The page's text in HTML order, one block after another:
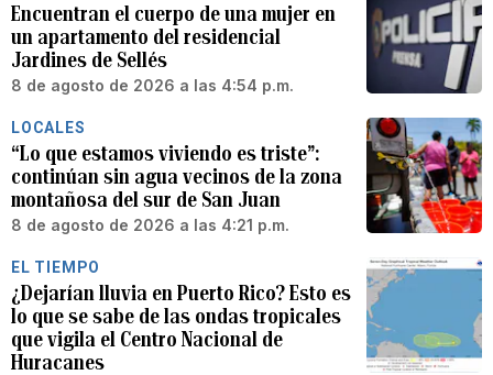
Encuentran el cuerpo de una mujer en
un apartamento del residencial
Jardines de Sellés
8 de agosto de 2026 a las 4:54 p.m.
LOCALES
“Lo que estamos viviendo es triste”:
continúan sin agua vecinos de la zona
montañosa del sur de San Juan
8 de agosto de 2026 a las 4:21 p.m.
EL TIEMPO
¿Dejarían lluvia en Puerto Rico? Esto es
lo que se sabe de las ondas tropicales
que vigila el Centro Nacional de
Huracanes